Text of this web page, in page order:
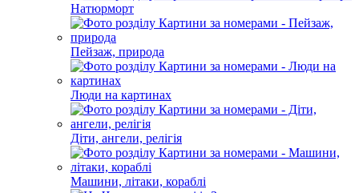
Натюрморт
Пейзаж, природа
Люди на картинах
Діти, ангели, релігія
Машини, літаки, кораблі